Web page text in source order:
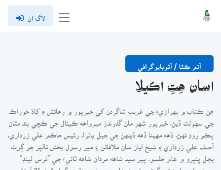
لاگ ان
آتم ڪٿا / آٽوبايوگرافي
اسان هِتِ اڪيلا
هن ڪتاب ۾ ٻهراڙيءَ جي غريب شاگردن کي خيرپور ۾ رهائش ۽ کاڌ خوراڪ
جي سهولت ڏيڻ، خيرپور شهر مان گذرندڙ ميرواهه ڪينال جي ڪچي بند مٿان
پڪو روڊ ٺهڻ، ڏهه مهينا ڏهه ڏينهنَ جي جيل ياترا، رئيس حاڪم علي زرداري،
آصف علي زرداري ۽ شيخ اياز سان ملاقاتن ۽ مير رسول بخش ٽالپر جو ڳوٺ
بچل ڀنڀرو ۾ عام جلسو، پير سيد شاهه مردان شاهه ثانيءَ جي ”نرس لينڊ“
وڃڻ، واپس اچڻ تي گهڻو ڪجهه بدلجي وڃڻ ۽ سنڌ سوڳوار ٿيڻ، 31 آڪٽوبر